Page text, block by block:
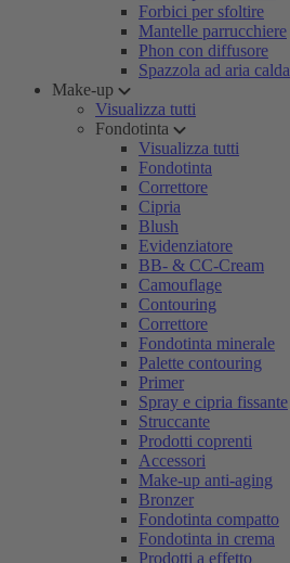
Forbici per sfoltire
Mantelle parrucchiere
Phon con diffusore
Spazzola ad aria calda
Make-up
Visualizza tutti
Fondotinta
Visualizza tutti
Fondotinta
Correttore
Cipria
Blush
Evidenziatore
BB- & CC-Cream
Camouflage
Contouring
Correttore
Fondotinta minerale
Palette contouring
Primer
Spray e cipria fissante
Struccante
Prodotti coprenti
Accessori
Make-up anti-aging
Bronzer
Fondotinta compatto
Fondotinta in crema
Prodotti a effetto